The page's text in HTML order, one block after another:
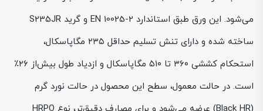
می‌شود. این ورق طبق استاندارد EN 10025-2 و گرید S235JR
ساخته شده و دارای تنش تسلیم حداقل ۲۳۵ مگاپاسکال،
استحکام کششی ۳۶۰ تا ۵۱۰ مگاپاسکال و ازدیاد طول بیش‌از ۲۶٪
است. در حالت معمول، سطح این محصول در حالت نورد گرم